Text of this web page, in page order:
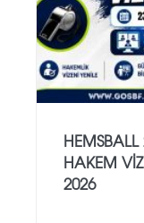
HAKEM
2026